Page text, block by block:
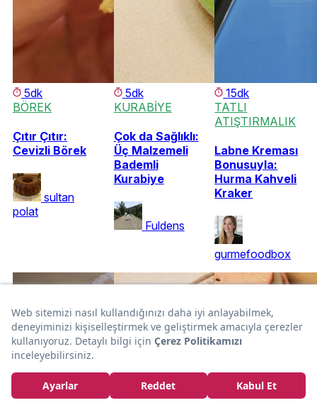
5dk
BÖREK
Çıtır Çıtır:
Cevizli Börek
sultan
polat
5dk
KURABİYE
Çok da Sağlıklı:
Üç Malzemeli
Bademli
Kurabiye
Fuldens
15dk
TATLI
ATIŞTIRMALIK
Labne Kreması
Bonusuyla:
Hurma Kahveli
Kraker
gurmefoodbox